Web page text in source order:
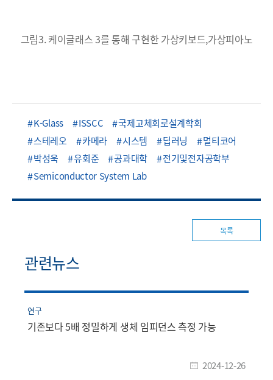
그림3. 케이글래스 3를 통해 구현한 가상키보드,가상피아노
K-Glass ISSCC
국제고체회로설계학회
스테레오
카메라 시스템 딥러닝
멀티코어
박성욱
유회준 공과대학
전기및전자공학부
Semiconductor System Lab
목록
관련뉴스
연구
기존보다 5배 정밀하게 생체 임피던스 측정 가능
2024-12-26